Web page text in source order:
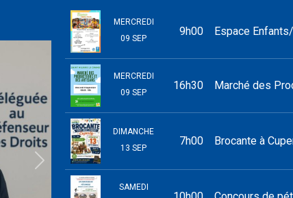
MERCREDI
09 SEP
9h00 Espace
MERCREDI
09 SEP
16h30 Marché des
DIMANCHE
13 SEP
7h00 Brocante à
SAMEDI